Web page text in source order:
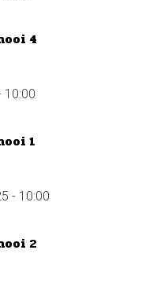
4
10:00
1
- 10:00
2